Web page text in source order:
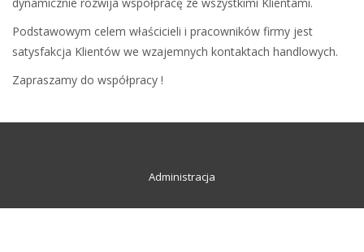
Podstawowym celem właścicieli i pracowników firmy jest
satysfakcja Klientów we wzajemnych kontaktach handlowych.
Zapraszamy do współpracy !
Administracja